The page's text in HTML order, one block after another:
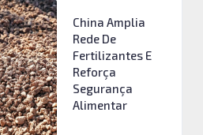
China Amplia
Rede De
Fertilizantes E
Reforça
Segurança
Alimentar